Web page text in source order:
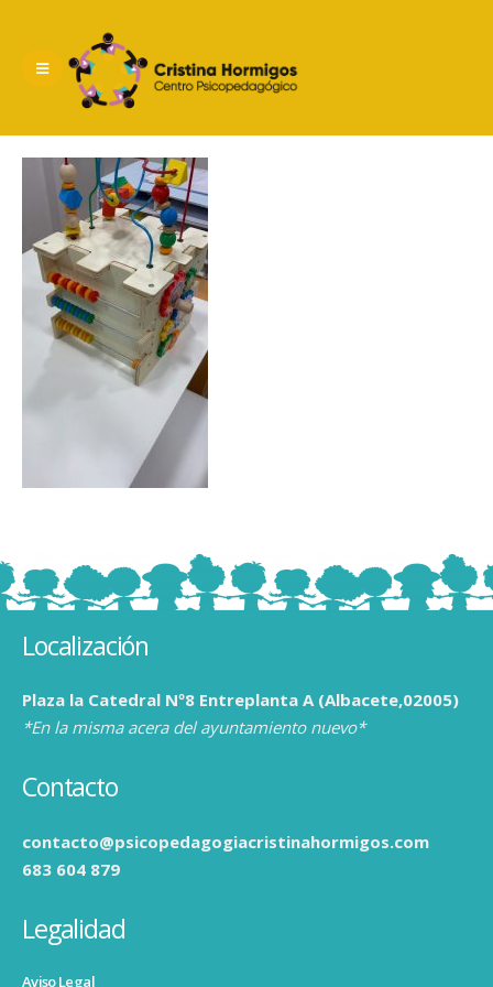
Localización
Plaza la Catedral Nº8 Entreplanta A (Albacete,02005)
*En la misma acera del ayuntamiento nuevo*
Contacto
contacto@psicopedagogiacristinahormigos.com
683 604 879
Legalidad
Aviso Legal